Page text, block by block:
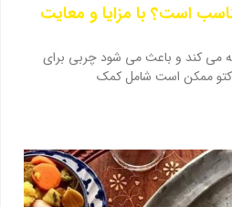
است؟ با مزایا و معایت
می کند و باعث می شود چربی برای
کتو ممکن است شامل کمک